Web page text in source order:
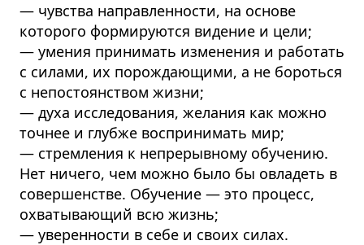
— чувства направленности, на основе
которого формируются видение и цели;
— умения принимать изменения и работать
с силами, их порождающими, а не бороться
с непостоянством жизни;
— духа исследования, желания как можно
точнее и глубже воспринимать мир;
— стремления к непрерывному обучению.
Нет ничего, чем можно было бы овладеть в
совершенстве. Обучение — это процесс,
охватывающий всю жизнь;
— уверенности в себе и своих силах.